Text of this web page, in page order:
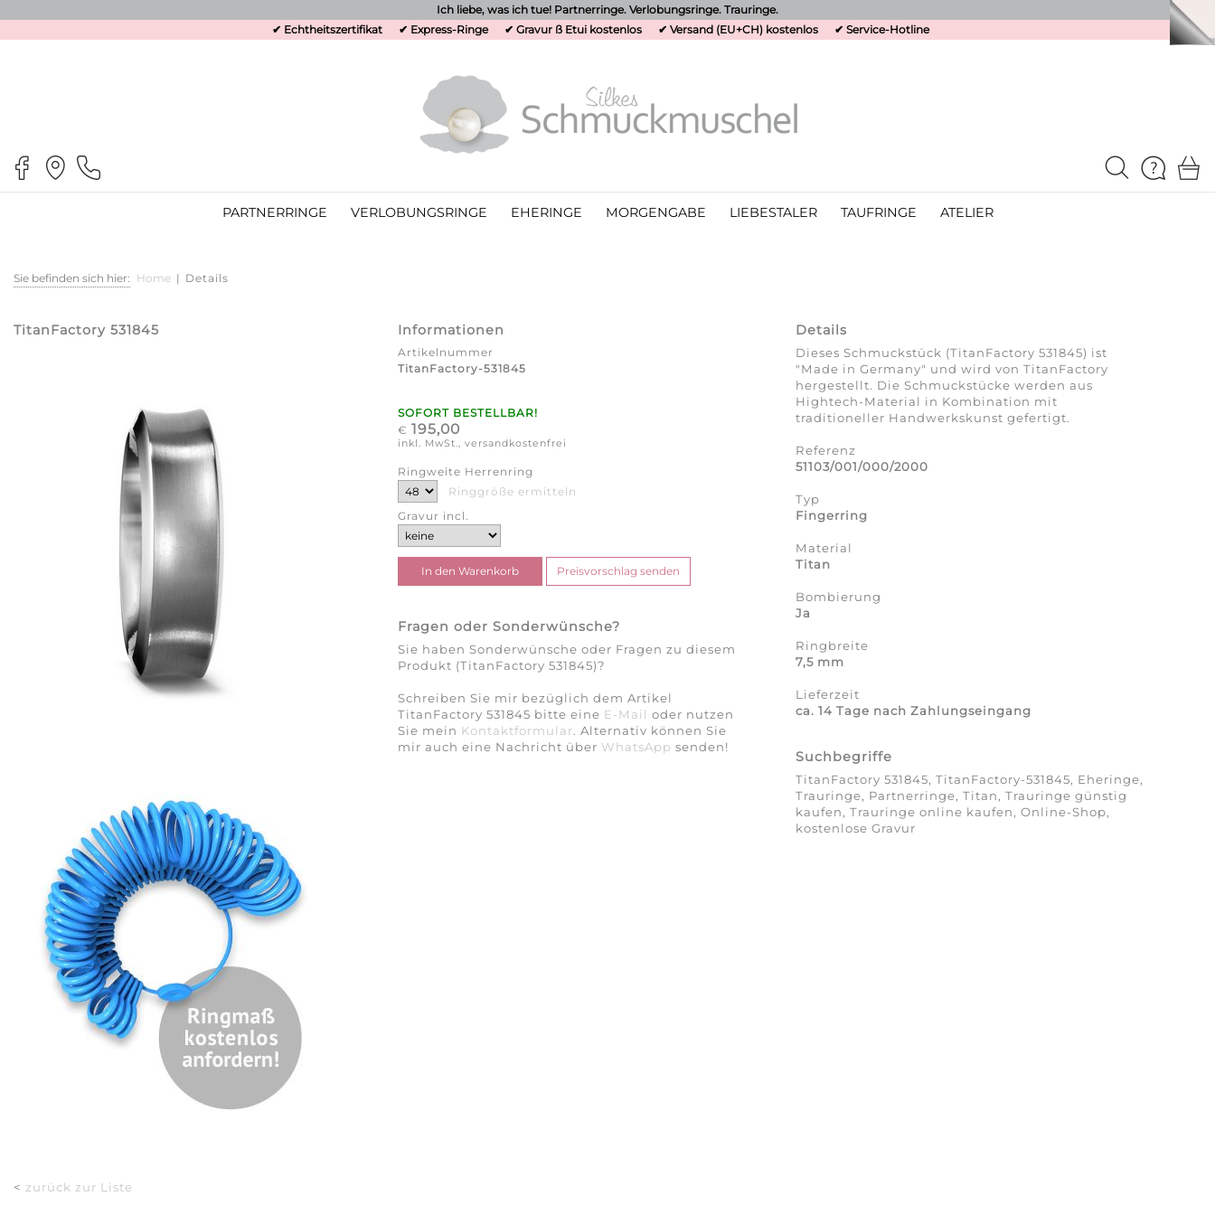
Ich liebe, was ich tue! Partnerringe. Verlobungsringe. Trauringe.
✔ Echtheitszertifikat
✔ Express-Ringe ✔ Gravur ß Etui kostenlos ✔ Versand (EU+CH) kostenlos ✔ Service-Hotline
PARTNERRINGE VERLOBUNGSRINGE EHERINGE MORGENGABE LIEBESTALER TAUFRINGE ATELIER
Sie befinden sich hier: Home | Details
TitanFactory 531845 Informationen
Artikelnummer
TitanFactory-531845
SOFORT BESTELLBAR!
€ 195,00
inkl. MwSt., versandkostenfrei
Ringweite Herrenring
Ringgröße ermitteln
Gravur incl.
Fragen oder Sonderwünsche?
Sie haben Sonderwünsche oder Fragen zu diesem
Produkt (TitanFactory 531845)?
Schreiben Sie mir bezüglich dem Artikel
TitanFactory 531845 bitte eine E-Mail oder nutzen
Sie mein Kontaktformular. Alternativ können Sie
mir auch eine Nachricht über WhatsApp senden!
Details
Dieses Schmuckstück (TitanFactory 531845) ist
"Made in Germany" und wird von TitanFactory
hergestellt. Die Schmuckstücke werden aus
Hightech-Material in Kombination mit
traditioneller Handwerkskunst gefertigt.
Referenz
51103/001/000/2000
Typ
Fingerring
Material
Titan
Bombierung
Ja
Ringbreite
7,5 mm
Lieferzeit
ca. 14 Tage nach Zahlungseingang
Suchbegriffe
TitanFactory 531845, TitanFactory-531845, Eheringe,
Trauringe, Partnerringe, Titan, Trauringe günstig
kaufen, Trauringe online kaufen, Online-Shop,
kostenlose Gravur
< zurück zur Liste